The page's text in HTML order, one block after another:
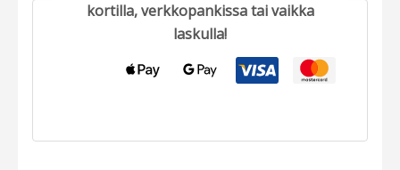
kortilla, verkkopankissa tai vaikka
laskulla!